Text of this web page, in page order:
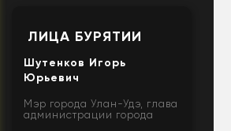
ЛИЦА БУРЯТИИ
Шутенков Игорь
Юрьевич
Мэр города Улан-Удэ, глава
администрации города